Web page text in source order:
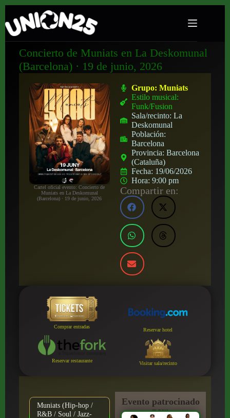
Concierto de Muniats en La Deskomunal
(Barcelona) · 19 de junio, 2026
Cartel oficial evento: Concierto de
Muniats en La Deskomunal
(Barcelona) · 19 de junio, 2026
Grupo:Muniats
Estilo musical:
Funk/Fusion
Sala/recinto:La
Deskomunal
Población:
Barcelona
Provincia:Barcelona
(Cataluña)
Fecha: 19/06/2026
Hora:9:00 pm
Compartir en:
Comprar entradas
Reservar hotel
Reservar restaurante Visitar sala/recinto
Muniats (Hip-hop /
R&B / Soul / Jazz-
Evento patrocinado
por: